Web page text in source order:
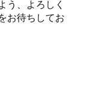
う、よろしく
お待ちしてお